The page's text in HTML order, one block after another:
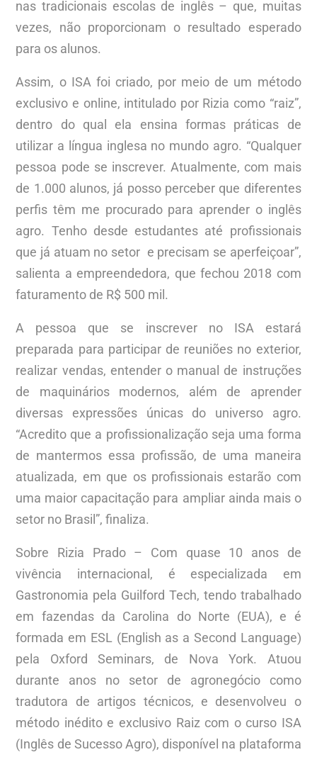
nas tradicionais escolas de inglês – que, muitas
vezes, não proporcionam o resultado esperado
para os alunos.
Assim, o ISA foi criado, por meio de um método
exclusivo e online, intitulado por Rizia como “raiz”,
dentro do qual ela ensina formas práticas de
utilizar a língua inglesa no mundo agro. “Qualquer
pessoa pode se inscrever. Atualmente, com mais
de 1.000 alunos, já posso perceber que diferentes
perfis têm me procurado para aprender o inglês
agro. Tenho desde estudantes até profissionais
que já atuam no setor e precisam se aperfeiçoar”,
salienta a empreendedora, que fechou 2018 com
faturamento de R$ 500 mil.
A pessoa que se inscrever no ISA estará
preparada para participar de reuniões no exterior,
realizar vendas, entender o manual de instruções
de maquinários modernos, além de aprender
diversas expressões únicas do universo agro.
“Acredito que a profissionalização seja uma forma
de mantermos essa profissão, de uma maneira
atualizada, em que os profissionais estarão com
uma maior capacitação para ampliar ainda mais o
setor no Brasil”, finaliza.
Sobre Rizia Prado – Com quase 10 anos de
vivência internacional, é especializada em
Gastronomia pela Guilford Tech, tendo trabalhado
em fazendas da Carolina do Norte (EUA), e é
formada em ESL (English as a Second Language)
pela Oxford Seminars, de Nova York. Atuou
durante anos no setor de agronegócio como
tradutora de artigos técnicos, e desenvolveu o
método inédito e exclusivo Raiz com o curso ISA
(Inglês de Sucesso Agro), disponível na plataforma